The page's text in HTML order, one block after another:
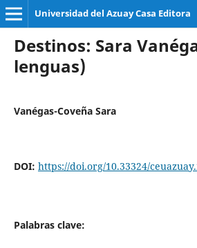
Universidad del Azuay Casa Editora
Destinos: Sara
lenguas)
Vanégas-Coveña Sara
DOI: https://doi.org/10.33324/
Palabras clave: